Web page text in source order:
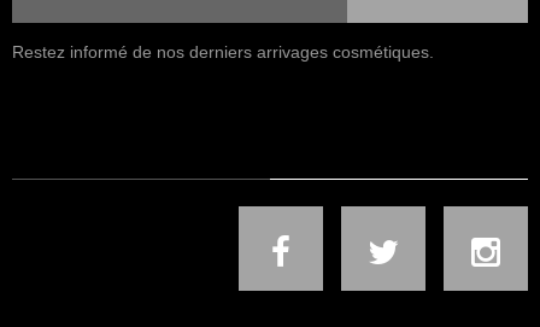
Restez informé de nos derniers arrivages cosmétiques.